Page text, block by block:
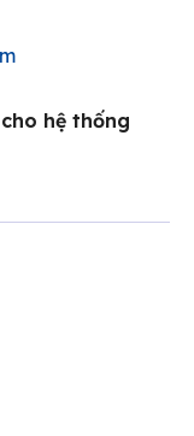
hệ thống